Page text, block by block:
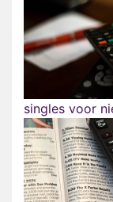
singles voor